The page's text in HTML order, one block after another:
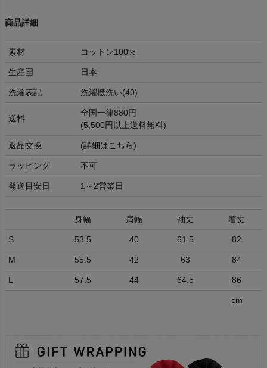
商品詳細
素材 コットン100%
生産国 日本
洗濯表記 洗濯機洗い(40)
送料
全国一律880円
(5,500円以上送料無料)
返品交換 (詳細はこちら)
ラッピング 不可
発送目安日 1～2営業日
身幅 肩幅 袖丈 着丈
S 53.5 40 61.5 82
M 55.5 42 63 84
L 57.5 44 64.5 86
cm